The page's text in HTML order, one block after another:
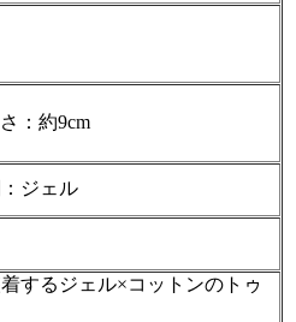
：約9cm
ジェル
するジェル×コットンのトゥ